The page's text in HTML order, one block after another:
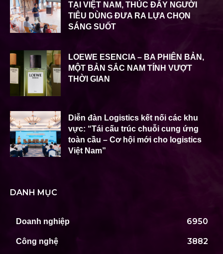
TẠI VIỆT NAM, THÚC ĐẨY NGƯỜI
TIÊU DÙNG ĐƯA RA LỰA CHỌN
SÁNG SUỐT
LOEWE ESENCIA – BA PHIÊN BẢN,
MỘT BẢN SẮC NAM TÍNH VƯỢT
THỜI GIAN
Diễn đàn Logistics kết nối các khu
vực: “Tái cấu trúc chuỗi cung ứng
toàn cầu – Cơ hội mới cho logistics
Việt Nam”
DANH MỤC
Doanh nghiệp 6950
Công nghệ 3882